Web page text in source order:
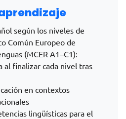
según los niveles de
Común Europeo de
(MCER A1–C1):
al finalizar cada nivel tras
en contextos
lingüísticas para el